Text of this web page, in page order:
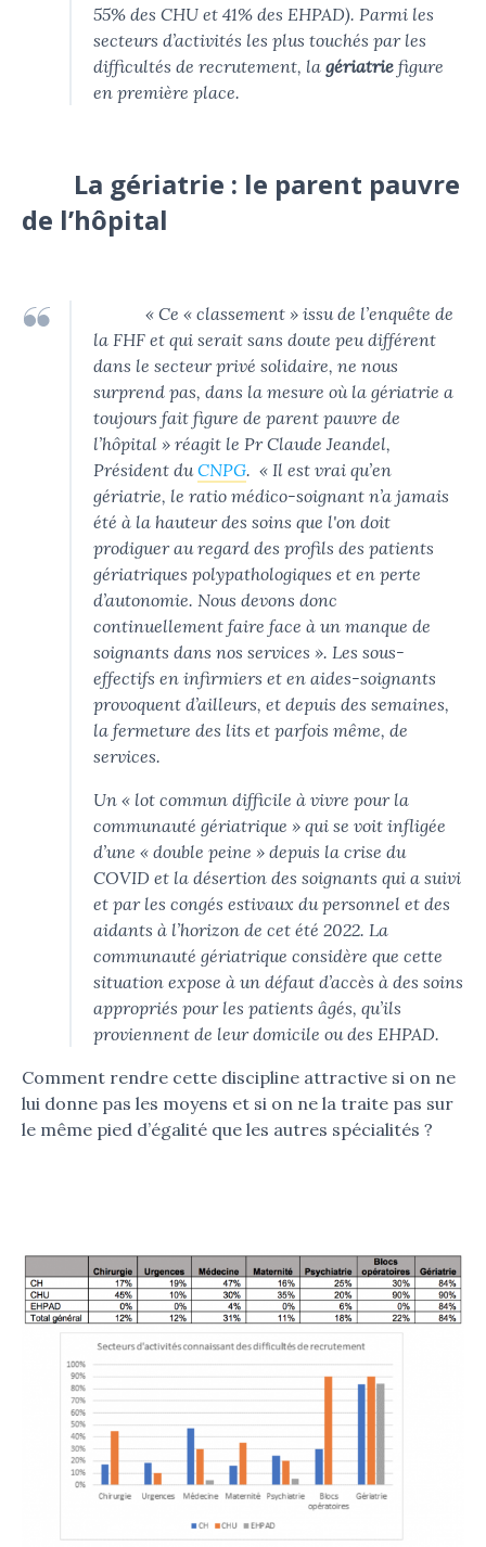
55% des CHU et 41% des EHPAD). Parmi les
secteurs d’activités les plus touchés par les
difficultés de recrutement, la gériatrie figure
en première place.
La gériatrie : le parent pauvre
de l’hôpital
« Ce « classement » issu de l’enquête de
la FHF et qui serait sans doute peu différent
dans le secteur privé solidaire, ne nous
surprend pas, dans la mesure où la gériatrie a
toujours fait figure de parent pauvre de
l’hôpital » réagit le Pr Claude Jeandel,
Président duCNPG. « Il est vrai qu’en
gériatrie, le ratio médico-soignant n’a jamais
été à la hauteur des soins que l'on doit
prodiguer au regard des profils des patients
gériatriques polypathologiques et en perte
d’autonomie. Nous devons donc
continuellement faire face à un manque de
soignants dans nos services ». Les sous-
effectifs en infirmiers et en aides-soignants
provoquent d’ailleurs, et depuis des semaines,
la fermeture des lits et parfois même, de
services.
Un « lot commun difficile à vivre pour la
communauté gériatrique » qui se voit infligée
d’une « double peine » depuis la crise du
COVID et la désertion des soignants qui a suivi
et par les congés estivaux du personnel et des
aidants à l’horizon de cet été 2022. La
communauté gériatrique considère que cette
situation expose à un défaut d’accès à des soins
appropriés pour les patients âgés, qu’ils
proviennent de leur domicile ou des EHPAD.
Comment rendre cette discipline attractive si on ne
lui donne pas les moyens et si on ne la traite pas sur
le même pied d’égalité que les autres spécialités ?